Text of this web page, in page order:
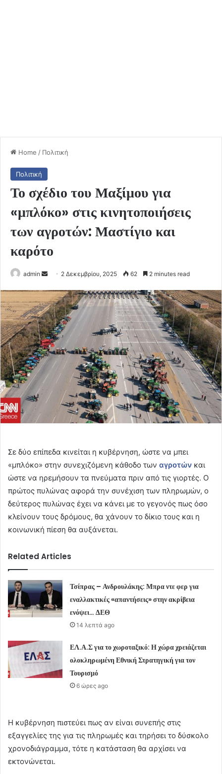
Home / Πολιτική
Πολιτική
Το σχέδιο του Μαξίμου για
«μπλόκο» στις κινητοποιήσεις
των αγροτών: Μαστίγιο και
καρότο
admin
Send
email
2 Δεκεμβρίου, 2025 62 2 minutes read
Σε δύο επίπεδα κινείται η κυβέρνηση, ώστε να μπει
«μπλόκο» στην συνεχιζόμενη κάθοδο των αγροτών και
ώστε να ηρεμήσουν τα πνεύματα πριν από τις γιορτές. Ο
πρώτος πυλώνας αφορά την συνέχιση των πληρωμών, ο
δεύτερος πυλώνας έχει να κάνει με το γεγονός πως όσο
κλείνουν τους δρόμους, θα χάνουν το δίκιο τους και η
κοινωνική πίεση θα αυξάνεται.
Related Articles
Τσίπρας – Ανδρουλάκης: Μπρα ντε φερ για
εναλλακτικές «απαντήσεις» στην ακρίβεια
ενόψει… ΔΕΘ
14 λεπτά ago
ΕΛ.Α.Σ για το χωροταξικό: Η χώρα χρειάζεται
ολοκληρωμένη Εθνική Στρατηγική για τον
Τουρισμό
6 ώρες ago
Η κυβέρνηση πιστεύει πως αν είναι συνεπής στις
εξαγγελίες της για τις πληρωμές και τηρήσει το δύσκολο
χρονοδιάγραμμα, τότε η κατάσταση θα αρχίσει να
εκτονώνεται.